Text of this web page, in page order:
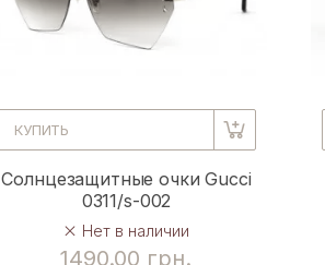
КУПИТЬ
Солнцезащитные очки Gucci
0311/s-002
Нет в наличии
1490.00 грн.